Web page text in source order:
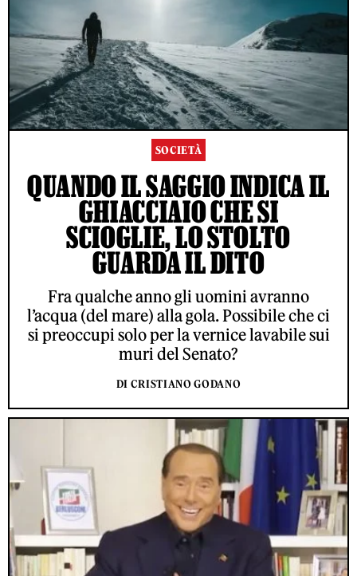
SOCIETÀ
QUANDO IL SAGGIO INDICA IL
GHIACCIAIO CHE SI
SCIOGLIE, LO STOLTO
GUARDA IL DITO
Fra qualche anno gli uomini avranno
l’acqua (del mare) alla gola. Possibile che ci
si preoccupi solo per la vernice lavabile sui
muri del Senato?
DI CRISTIANO GODANO